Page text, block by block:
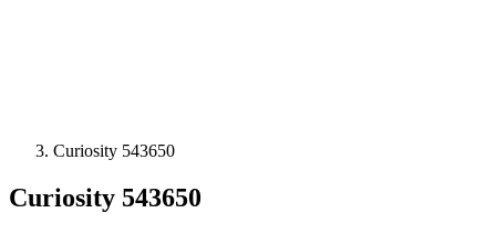
Curiosity 543650
Curiosity 543650